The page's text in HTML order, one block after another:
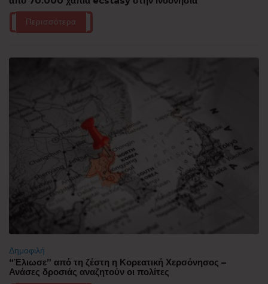
Περισσότερα
Δημοφιλή
“Έλιωσε” από τη ζέστη η Κορεατική Χερσόνησος –
Ανάσες δροσιάς αναζητούν οι πολίτες